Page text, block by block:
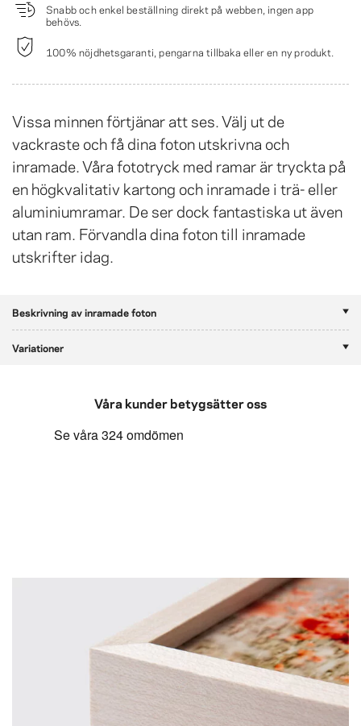
Vissa minnen förtjänar att ses. Välj ut de
vackraste och få dina foton utskrivna och
inramade. Våra fototryck med ramar är tryckta på
en högkvalitativ kartong och inramade i trä- eller
aluminiumramar. De ser dock fantastiska ut även
utan ram. Förvandla dina foton till inramade
utskrifter idag.
Snabb och enkel beställning direkt på webben, ingen app
behövs.
100% nöjdhetsgaranti, pengarna tillbaka eller en ny produkt.
Beskrivning av inramade foton
Variationer
Våra kunder betygsätter oss